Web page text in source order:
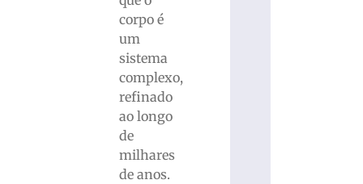
corpo é
um
sistema
complexo,
refinado
ao longo
de
milhares
de anos.